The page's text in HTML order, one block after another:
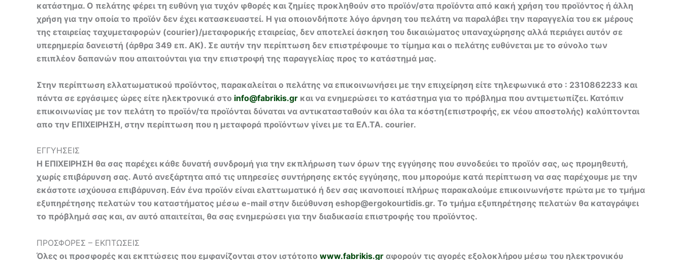
κατάστημα. Ο πελάτης φέρει τη ευθύνη για τυχόν φθορές και ζημίες προκληθούν στο προϊόν/στα προϊόντα από κακή χρήση του προϊόντος ή άλλη
χρήση για την οποία το προϊόν δεν έχει κατασκευαστεί. Η για οποιονδήποτε λόγο άρνηση του πελάτη να παραλάβει την παραγγελία του εκ μέρους
της εταιρείας ταχυμεταφορών (courier)/μεταφορικής εταιρείας, δεν αποτελεί άσκηση του δικαιώματος υπαναχώρησης αλλά περιάγει αυτόν σε
υπερημερία δανειστή (άρθρα 349 επ. ΑΚ). Σε αυτήν την περίπτωση δεν επιστρέφουμε το τίμημα και ο πελάτης ευθύνεται με το σύνολο των
επιπλέον δαπανών που απαιτούνται για την επιστροφή της παραγγελίας προς το κατάστημά μας.
Στην περίπτωση ελλατωματικού προϊόντος, παρακαλείται ο πελάτης να επικοινωνήσει με την επιχείρηση είτε τηλεφωνικά στο : 2310862233 και
πάντα σε εργάσιμες ώρες είτε ηλεκτρονικά στο info@fabrikis.gr και να ενημερώσει το κατάστημα για το πρόβλημα που αντιμετωπίζει. Κατόπιν
επικοινωνίας με τον πελάτη το προϊόν/τα προϊόνται δύναται να αντικατασταθούν και όλα τα κόστη(επιστροφής, εκ νέου αποστολής) καλύπτονται
απο την ΕΠΙΧΕΙΡΗΣΗ, στην περίπτωση που η μεταφορά προϊόντων γίνει με τα ΕΛ.ΤΑ. courier.
ΕΓΓΥΗΣΕΙΣ
H ΕΠΙΧΕΙΡΗΣΗ θα σας παρέχει κάθε δυνατή συνδρομή για την εκπλήρωση των όρων της εγγύησης που συνοδεύει το προϊόν σας, ως προμηθευτή,
χωρίς επιβάρυνση σας. Αυτό ανεξάρτητα από τις υπηρεσίες συντήρησης εκτός εγγύησης, που μπορούμε κατά περίπτωση να σας παρέχουμε με την
εκάστοτε ισχύουσα επιβάρυνση. Εάν ένα προϊόν είναι ελαττωματικό ή δεν σας ικανοποιεί πλήρως παρακαλούμε επικοινωνήστε πρώτα με το τμήμα
εξυπηρέτησης πελατών του καταστήματος μέσω e-mail στην διεύθυνση eshop@ergokourtidis.gr. Το τμήμα εξυπηρέτησης πελατών θα καταγράψει
το πρόβλημά σας και, αν αυτό απαιτείται, θα σας ενημερώσει για την διαδικασία επιστροφής του προϊόντος.
ΠΡΟΣΦΟΡΕΣ – ΕΚΠΤΩΣΕΙΣ
Όλες οι προσφορές και εκπτώσεις που εμφανίζονται στον ιστότοπο www.fabrikis.gr αφορούν τις αγορές εξολοκλήρου μέσω του ηλεκτρονικόυ